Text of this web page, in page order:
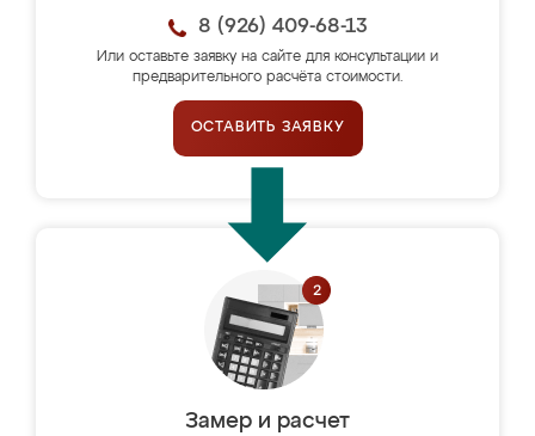
8 (926) 409-68-13
Или оставьте заявку на сайте для консультации и
предварительного расчёта стоимости.
ОСТАВИТЬ ЗАЯВКУ
Замер и расчет